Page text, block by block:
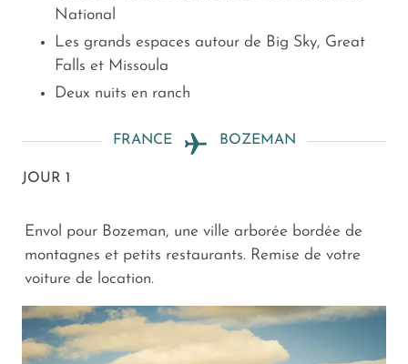
National
Les grands espaces autour de Big Sky, Great
Falls et Missoula
Deux nuits en ranch
FRANCE BOZEMAN
JOUR 1
Envol pour Bozeman, une ville arborée bordée de
montagnes et petits restaurants. Remise de votre
voiture de location.